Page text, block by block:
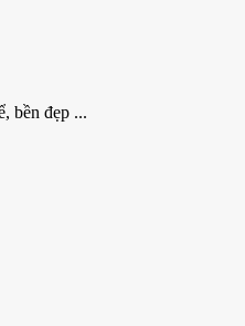
bền đẹp ...